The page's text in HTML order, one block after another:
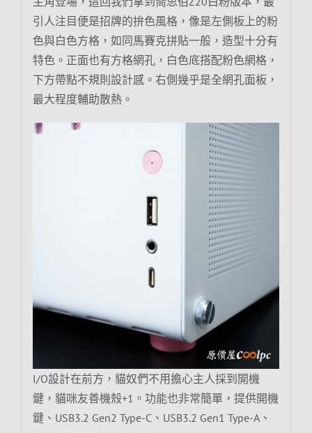
引人注目便是招牌的拚色風格，像是左側板上的粉
色與白色方格，如同馬賽克拼貼一般，造型十分有
特色。正面也有方格網孔，白色底搭配粉色網格，
下方帶點不規則設計感。右側幾乎是全網孔面板，
最大程度輔助散熱。
I/O設計在前方，貓奴們不用擔心主人採到開機
鍵，貓咪友善機殼+1。功能也非常簡單，提供開機
鍵、USB3.2 Gen2 Type-C、USB3.2 Gen1 Type-A、